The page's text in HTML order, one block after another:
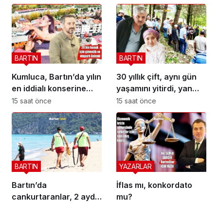
Kumluca, Bartın’da yılın
en iddialı konserine
hazırlanıyor
BARTIN
15 saat önce
30 yıllık çift, aynı gün
yaşamını yitirdi, yan
yana defnedildi
BARTIN
15 saat önce
Bartın’da
cankurtaranlar, 2 ayda
BARTIN
İflas mı, konkordato
mu?
YAZARLAR